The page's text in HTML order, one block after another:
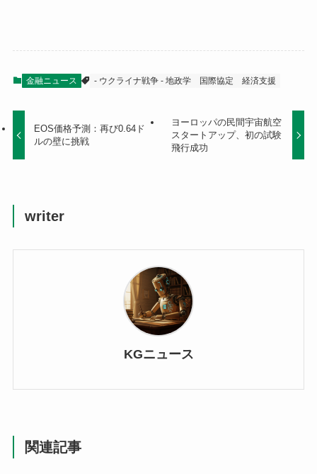
金融ニュース - ウクライナ戦争 - 地政学 国際協定 経済支援
EOS価格予測：再び0.64ド
ルの壁に挑戦
ヨーロッパの民間宇宙航空
スタートアップ、初の試験
飛行成功
writer
KGニュース
関連記事